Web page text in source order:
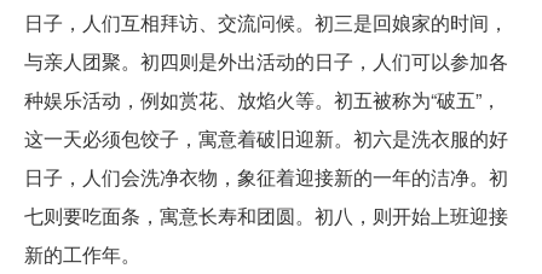
日子，人们互相拜访、交流问候。初三是回娘家的时间，
与亲人团聚。初四则是外出活动的日子，人们可以参加各
种娱乐活动，例如赏花、放焰火等。初五被称为“破五”，
这一天必须包饺子，寓意着破旧迎新。初六是洗衣服的好
日子，人们会洗净衣物，象征着迎接新的一年的洁净。初
七则要吃面条，寓意长寿和团圆。初八，则开始上班迎接
新的工作年。